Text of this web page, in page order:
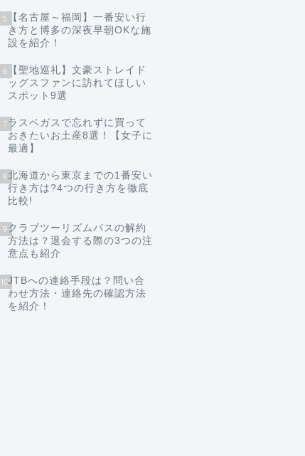
5 【名古屋～福岡】一番安い行
き方と博多の深夜早朝OKな施
設を紹介！
6 【聖地巡礼】文豪ストレイド
ッグスファンに訪れてほしい
スポット9選
7ラスベガスで忘れずに買って
おきたいお土産8選！【女子に
最適】
8北海道から東京までの1番安い
行き方は?4つの行き方を徹底
比較!
9 クラブツーリズムパスの解約
方法は？退会する際の3つの注
意点も紹介
10JTBへの連絡手段は？問い合
わせ方法・連絡先の確認方法
を紹介！